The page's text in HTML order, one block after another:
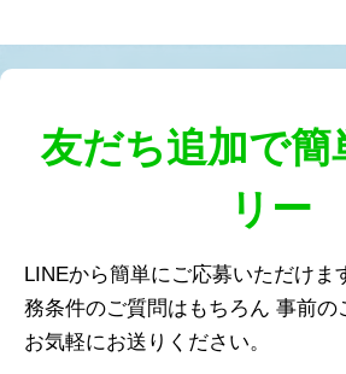
友だち追加で簡
リー
LINEから簡単にご応募いただけま
務条件のご質問はもちろん 事前の
お気軽にお送りください。